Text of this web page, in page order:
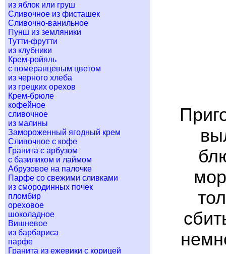
из яблок или груш
Сливочное из фисташек
Сливочно-ванильное
Пунш из земляники
Тутти-фрутти
из клубники
Крем-ройяль
с померанцевым цветом
из черного хлеба
из грецких орехов
Крем-брюле
кофейное
сливочное
из малины
Замороженный ягодный крем
Сливочное с кофе
Гранита с арбузом
с базиликом и лаймом
Абрузовое на палочке
Парфе со свежими сливками
из смородинных почек
пломбир
ореховое
шоколадное
Вишневое
из барбариса
парфе
Гранита из ежевики с корицей